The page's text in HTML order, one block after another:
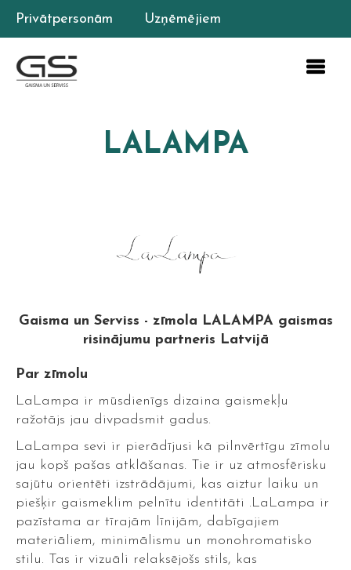
Privātpersonām Uzņēmējiem
LALAMPA
Gaisma un Serviss - zīmola LALAMPA gaismas
risinājumu partneris Latvijā
Par zīmolu
LaLampa ir mūsdienīgs dizaina gaismekļu
ražotājs jau divpadsmit gadus.
LaLampa sevi ir pierādījusi kā pilnvērtīgu zīmolu
jau kopš pašas atklāšanas. Tie ir uz atmosfērisku
sajūtu orientēti izstrādājumi, kas aiztur laiku un
piešķir gaismeklim pelnītu identitāti .LaLampa ir
pazīstama ar tīrajām līnijām, dabīgajiem
materiāliem, minimālismu un monohromatisko
stilu. Tas ir vizuāli relaksējošs stils, kas